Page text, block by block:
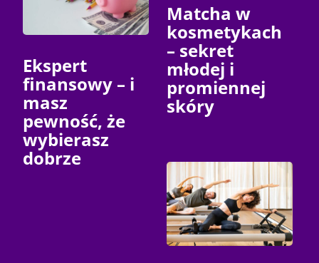
Ekspert
finansowy – i
masz
pewność, że
wybierasz
dobrze
Matcha w
kosmetykach
– sekret
młodej i
promiennej
skóry